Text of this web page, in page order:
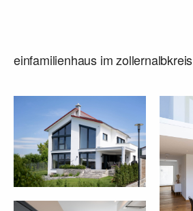
einfamilienhaus im zollernalbkreis